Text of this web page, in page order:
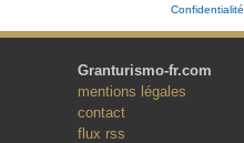
Confidentialité
Granturismo-fr.com
mentions légales
contact
flux rss